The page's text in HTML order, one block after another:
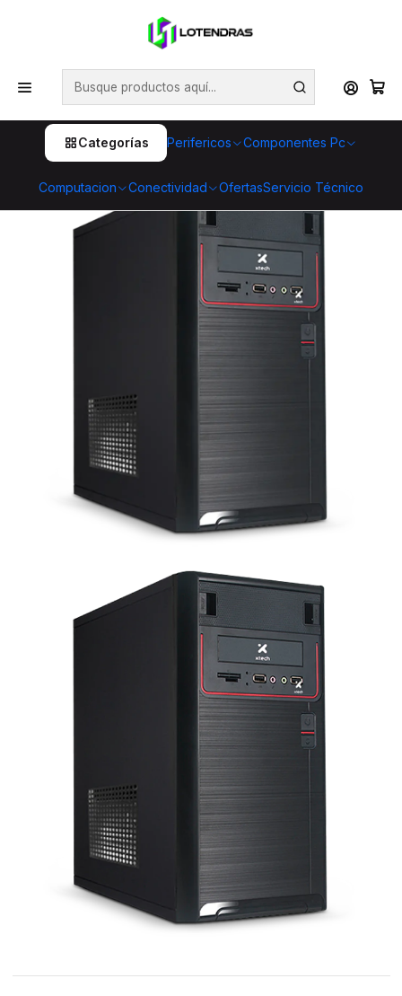
Categorías Perifericos Componentes Pc
Computacion Conectividad OfertasServicio Técnico
💥 ¡Compra HOY y retira GRATIS en tienda! 🏪🚀 Además,
aprovecha cientos de productos con Despacho Gratis 🛒📦
¡No dejes pasar esta oportunidad! 🔥
Inicio Componentes Pc
Gabinetes
Gabinete Microtorre Micro-ATX con Fuente 600W